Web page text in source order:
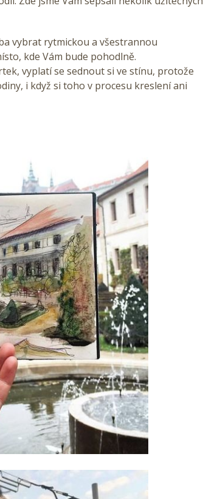
vybrat rytmickou a všestrannou
kde Vám bude pohodlně.
vyplatí se sednout si ve stínu, protože
i když si toho v procesu kreslení ani